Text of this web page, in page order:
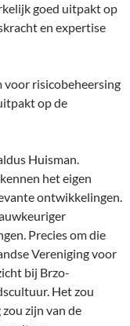
goed uitpakt op
en expertise
voor risicobeheersing
op de
Huisman.
het eigen
ontwikkelingen.
Precies om die
Vereniging voor
bij Brzo-
Het zou
zijn van de